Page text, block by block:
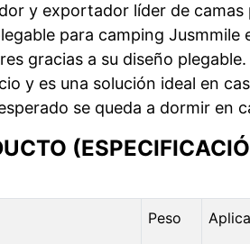
y exportador líder de camas
para camping
gracias a su diseño
y es una solución ideal en
se queda a dormir en
Peso